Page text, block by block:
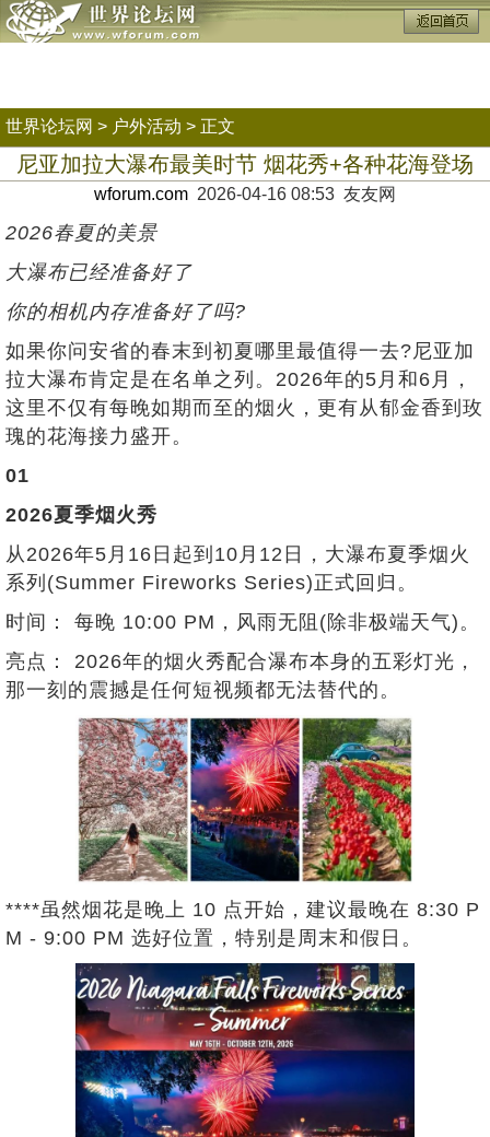
世界论坛网 > 户外活动 > 正文
尼亚加拉大瀑布最美时节 烟花秀+各种花海登场
wforum.com 2026-04-16 08:53 友友网
2026春夏的美景
大瀑布已经准备好了
你的相机内存准备好了吗?
如果你问安省的春末到初夏哪里最值得一去?尼亚加
拉大瀑布肯定是在名单之列。2026年的5月和6月，
这里不仅有每晚如期而至的烟火，更有从郁金香到玫
瑰的花海接力盛开。
01
2026夏季烟火秀
从2026年5月16日起到10月12日，大瀑布夏季烟火
系列(Summer Fireworks Series)正式回归。
时间： 每晚 10:00 PM，风雨无阻(除非极端天气)。
亮点： 2026年的烟火秀配合瀑布本身的五彩灯光，
那一刻的震撼是任何短视频都无法替代的。
****虽然烟花是晚上 10 点开始，建议最晚在 8:30 P
M - 9:00 PM 选好位置，特别是周末和假日。